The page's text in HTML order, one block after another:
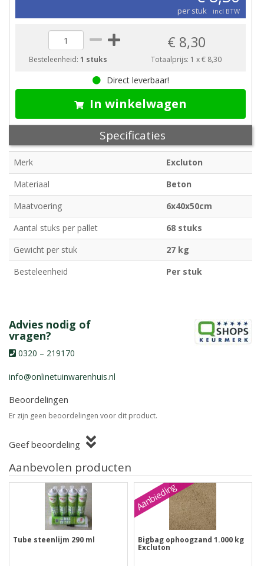
per stuk incl BTW
Besteleenheid:1 stuks
€ 8,30
Totaalprijs: 1 x€ 8,30
Direct leverbaar!
In winkelwagen
Specificaties
Merk
Excluton
Materiaal
Beton
Maatvoering
6x40x50cm
Aantal stuks per pallet
68 stuks
Gewicht per stuk
27 kg
Besteleenheid
Per stuk
Advies nodig of
vragen?
0320 – 219170
info@onlinetuinwarenhuis.nl
Beoordelingen
Er zijn geen beoordelingen voor dit product.
Geef beoordeling
Aanbevolen producten
Tube steenlijm 290 ml
Aanbieding
Bigbag ophoogzand 1.000 kg
Excluton